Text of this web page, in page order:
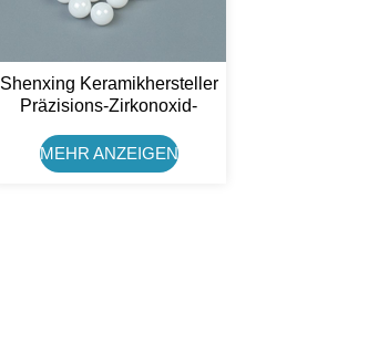
Shenxing Keramikhersteller
Präzisions-Zirkonoxid-
MEHR ANZEIGEN